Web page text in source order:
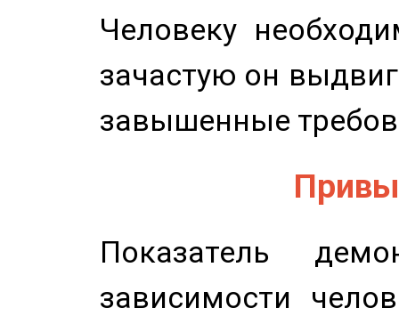
Человеку
зачастую он
завышенные
Показатель
зависимости